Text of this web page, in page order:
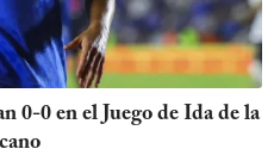
0-0 en el Juego de Ida de la